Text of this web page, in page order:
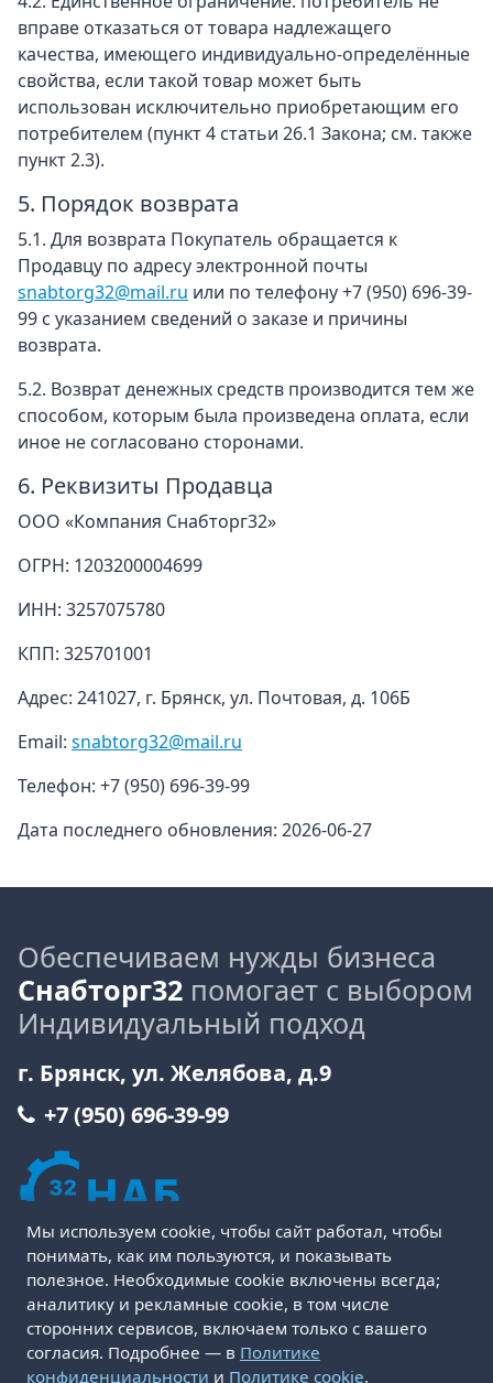
вправе отказаться от товара надлежащего
качества, имеющего индивидуально-определённые
свойства, если такой товар может быть
использован исключительно приобретающим его
потребителем (пункт 4 статьи 26.1 Закона; см. также
пункт 2.3).
5. Порядок возврата
5.1. Для возврата Покупатель обращается к
Продавцу по адресу электронной почты
snabtorg32@mail.ru или по телефону +7 (950) 696-39-
99 с указанием сведений о заказе и причины
возврата.
5.2. Возврат денежных средств производится тем же
способом, которым была произведена оплата, если
иное не согласовано сторонами.
6. Реквизиты Продавца
ООО «Компания Снабторг32»
ОГРН: 1203200004699
ИНН: 3257075780
КПП: 325701001
Адрес: 241027, г. Брянск, ул. Почтовая, д. 106Б
Email: snabtorg32@mail.ru
Телефон: +7 (950) 696-39-99
Дата последнего обновления: 2026-06-27
Обеспечиваем нужды бизнеса
Снабторг32 помогает с выбором
Индивидуальный подход
г. Брянск, ул. Желябова, д.9
+7 (950) 696-39-99
Пользовательское соглашение
Политика cookie
Политика конфиденциальности Оферта
Мы используем cookie, чтобы сайт работал, чтобы
понимать, как им пользуются, и показывать
полезное. Необходимые cookie включены всегда;
аналитику и рекламные cookie, в том числе
сторонних сервисов, включаем только с вашего
согласия. Подробнее — в Политике
конфиденциальности и Политике cookie.